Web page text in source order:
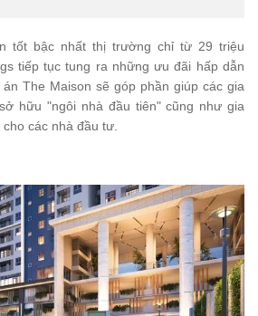
tốt bậc nhất thị trường chỉ từ 29 triệu
tiếp tục tung ra những ưu đãi hấp dẫn
The Maison sẽ góp phần giúp các gia
hữu "ngôi nhà đầu tiên" cũng như gia
các nhà đầu tư.